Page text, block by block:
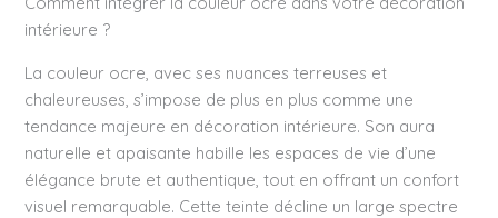
intérieure ?
La couleur ocre, avec ses nuances terreuses et
chaleureuses, s’impose de plus en plus comme une
tendance majeure en décoration intérieure. Son aura
naturelle et apaisante habille les espaces de vie d’une
élégance brute et authentique, tout en offrant un confort
visuel remarquable. Cette teinte décline un large spectre